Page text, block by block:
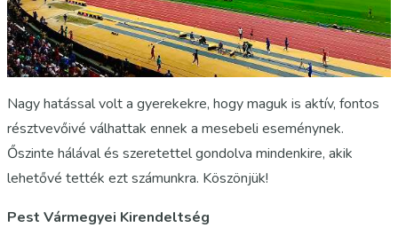
Nagy hatással volt a gyerekekre, hogy maguk is aktív, fontos
résztvevőivé válhattak ennek a mesebeli eseménynek.
Őszinte hálával és szeretettel gondolva mindenkire, akik
lehetővé tették ezt számunkra. Köszönjük!
Pest Vármegyei Kirendeltség